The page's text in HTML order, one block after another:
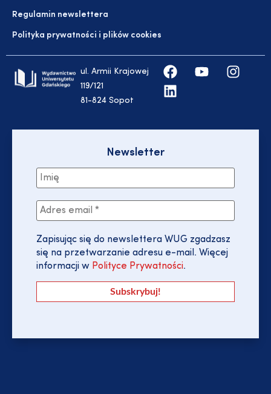
Regulamin newslettera
Polityka prywatności i plików cookies
ul. Armii Krajowej
119/121
81-824 Sopot
Newsletter
Zapisując się do newslettera WUG zgadzasz
się na przetwarzanie adresu e-mail. Więcej
informacji w Polityce Prywatności.